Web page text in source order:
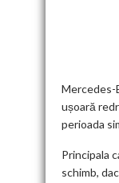
k
Mercedes-
ușoară
perioada
Principala
schimb,